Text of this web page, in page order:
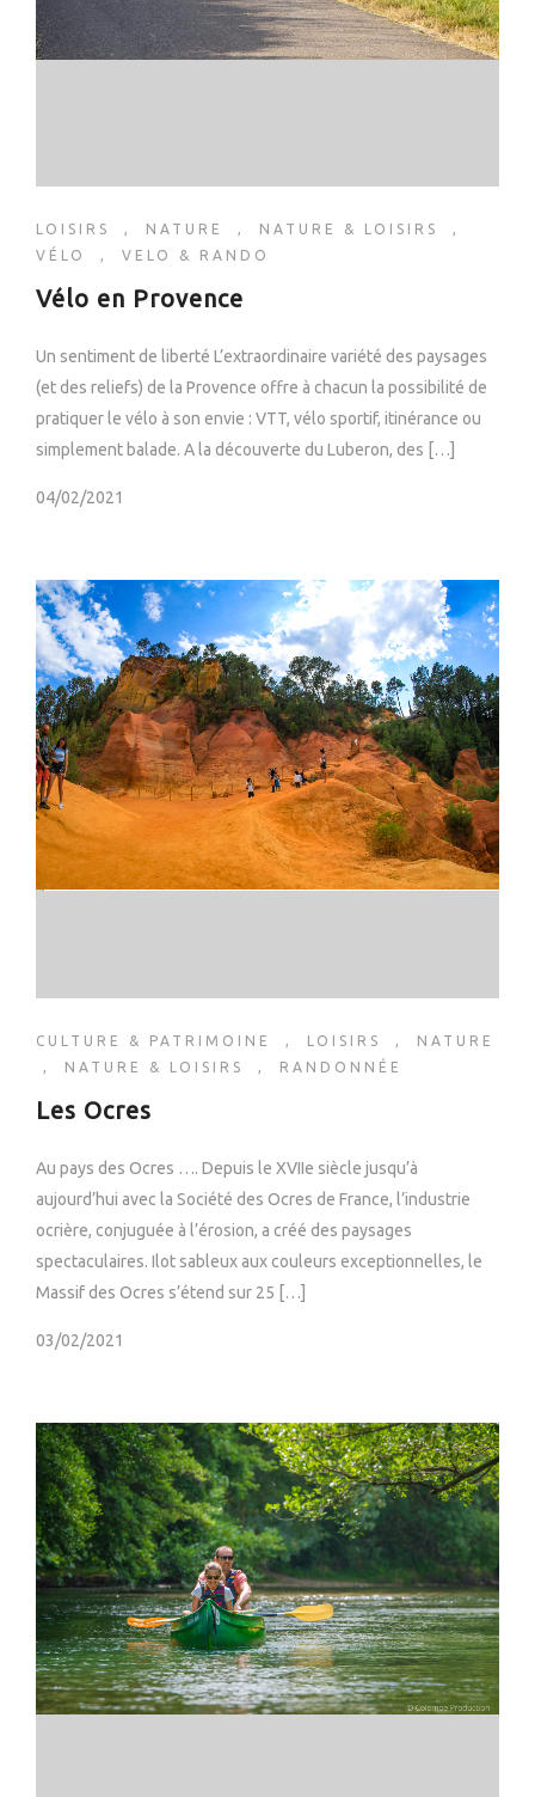
LOISIRS , NATURE , NATURE & LOISIRS
,
VÉLO
, VELO & RANDO
Vélo en Provence
Un sentiment de liberté L’extraordinaire variété des paysages
(et des reliefs) de la Provence offre à chacun la possibilité de
pratiquer le vélo à son envie : VTT, vélo sportif, itinérance ou
simplement balade. A la découverte du Luberon, des […]
04/02/2021
CULTURE & PATRIMOINE , LOISIRS , NATURE
, NATURE & LOISIRS , RANDONNÉE
Les Ocres
Au pays des Ocres …. Depuis le XVIIe siècle jusqu’à
aujourd’hui avec la Société des Ocres de France, l’industrie
ocrière, conjuguée à l’érosion, a créé des paysages
spectaculaires. Ilot sableux aux couleurs exceptionnelles, le
Massif des Ocres s’étend sur 25 […]
03/02/2021